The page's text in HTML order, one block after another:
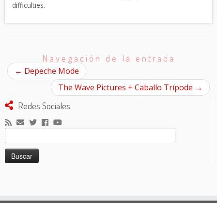
difficulties.
Navegación de la entrada
← Depeche Mode
The Wave Pictures + Caballo Trípode →
Redes Sociales
Buscar: